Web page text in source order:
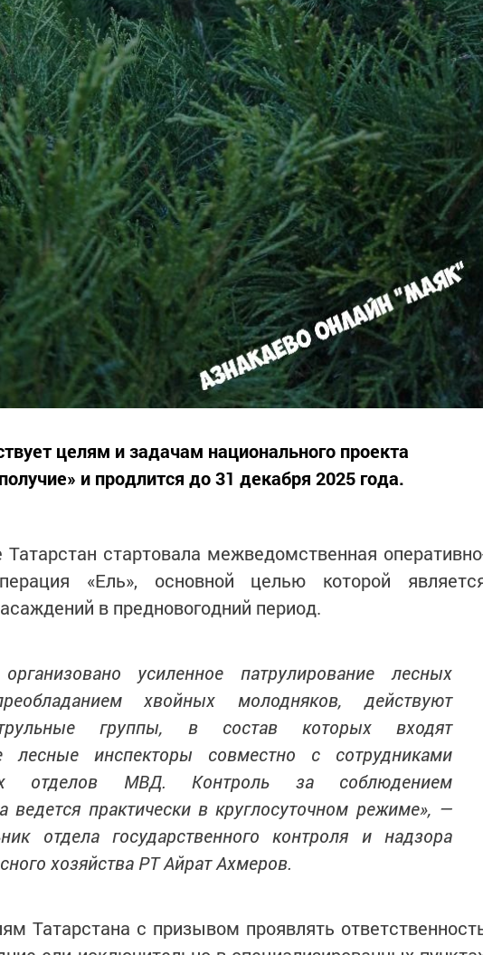
целям и задачам национального проекта
и продлится до 31 декабря 2025 года.
Татарстан стартовала межведомственная
«Ель», основной целью которой
в предновогодний период.
усиленное патрулирование лесных
хвойных молодняков, действуют
группы, в состав которых входят
лесные инспекторы совместно с сотрудниками
отделов МВД. Контроль за соблюдением
ведется практически в круглосуточном режиме», —
отдела государственного контроля и надзора
хозяйства РТ Айрат Ахмеров.
Татарстана с призывом проявлять